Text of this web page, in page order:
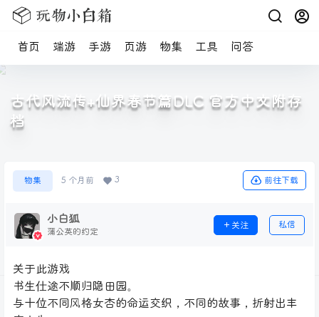
首页 端游 手游 页游 物集 工具 问答
古代风流传+仙界春节篇DLC 官方中文附存
档
物集 5 个月前 3 前往下载
小白狐
蒲公英的约定
关注 私信
关于此游戏
书生仕途不顺归隐田园。
与十位不同风格女杏的命运交织，不同的故事，折射出丰